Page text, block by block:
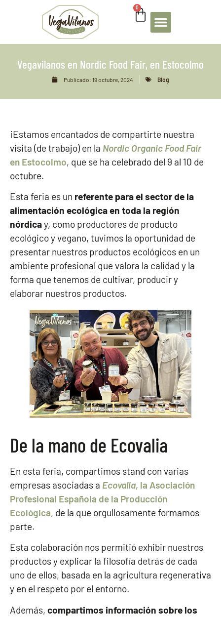
0
Vegavilanos en Nordic Food Fair, en Estocolmo
Publicado: 19 octubre, 2024 Blog
¡Estamos encantados de compartirte nuestra
visita (de trabajo) en la Nordic Organic Food Fair
en Estocolmo, que se ha celebrado del 9 al 10 de
octubre.
Esta feria es un referente para el sector de la
alimentación ecológica en toda la región
nórdicay, como productores de producto
ecológico y vegano, tuvimos la oportunidad de
presentar nuestros productos ecológicos en un
ambiente profesional que valora la calidad y la
forma que tenemos de cultivar, producir y
elaborar nuestros productos.
De la mano de Ecovalia
En esta feria, compartimos stand con varias
empresas asociadas a Ecovalia, la Asociación
Profesional Española de la Producción
Ecológica, de la que orgullosamente formamos
parte.
Esta colaboración nos permitió exhibir nuestros
productos y explicar la filosofía detrás de cada
uno de ellos, basada en la agricultura regenerativa
y en el respeto por el entorno.
Además, compartimos información sobre los